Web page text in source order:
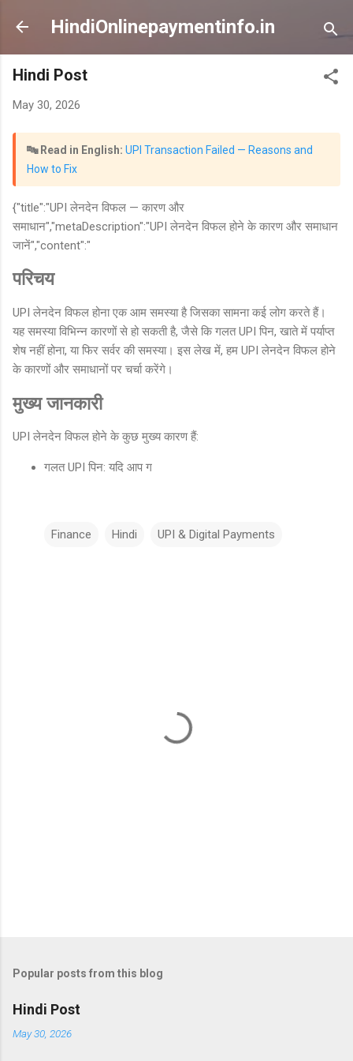
Skip to main content
HindiOnlinepaymentinfo.in
Hindi Post
May 30, 2026
🔤 Read in English: UPI Transaction Failed — Reasons and
How to Fix
{"title":"UPI लेनदेन विफल — कारण और
समाधान","metaDescription":"UPI लेनदेन विफल होने के कारण और समाधान
जानें","content":"
परिचय
UPI लेनदेन विफल होना एक आम समस्या है जिसका सामना कई लोग करते हैं।
यह समस्या विभिन्न कारणों से हो सकती है, जैसे कि गलत UPI पिन, खाते में पर्याप्त
शेष नहीं होना, या फिर सर्वर की समस्या। इस लेख में, हम UPI लेनदेन विफल होने
के कारणों और समाधानों पर चर्चा करेंगे।
मुख्य जानकारी
UPI लेनदेन विफल होने के कुछ मुख्य कारण हैं:
गलत UPI पिन: यदि आप ग
Finance Hindi UPI & Digital Payments
Popular posts from this blog
Hindi Post
May 30, 2026